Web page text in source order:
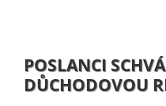
POSLANCI
DŮCHODOVOU